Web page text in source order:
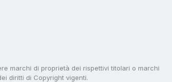
marchi di proprietà dei rispettivi titolari o marchi
diritti di Copyright vigenti.